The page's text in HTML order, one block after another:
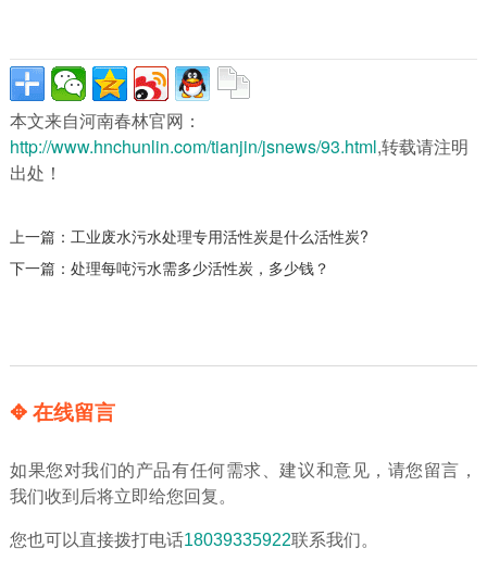
本文来自河南春林官网：
http://www.hnchunlin.com/tianjin/jsnews/93.html,转载请注明
出处！
上一篇： 工业废水污水处理专用活性炭是什么活性炭?
下一篇： 处理每吨污水需多少活性炭，多少钱？
✥ 在线留言
如果您对我们的产品有任何需求、建议和意见，请您留言，
我们收到后将立即给您回复。
您也可以直接拨打电话18039335922联系我们。